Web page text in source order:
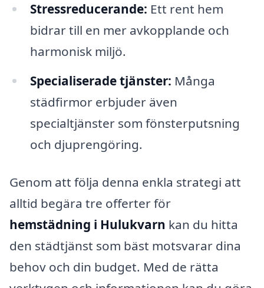
Stressreducerande: Ett rent hem
bidrar till en mer avkopplande och
harmonisk miljö.
Specialiserade tjänster: Många
städfirmor erbjuder även
specialtjänster som fönsterputsning
och djuprengöring.
Genom att följa denna enkla strategi att
alltid begära tre offerter för
hemstädning i Hulukvarn kan du hitta
den städtjänst som bäst motsvarar dina
behov och din budget. Med de rätta